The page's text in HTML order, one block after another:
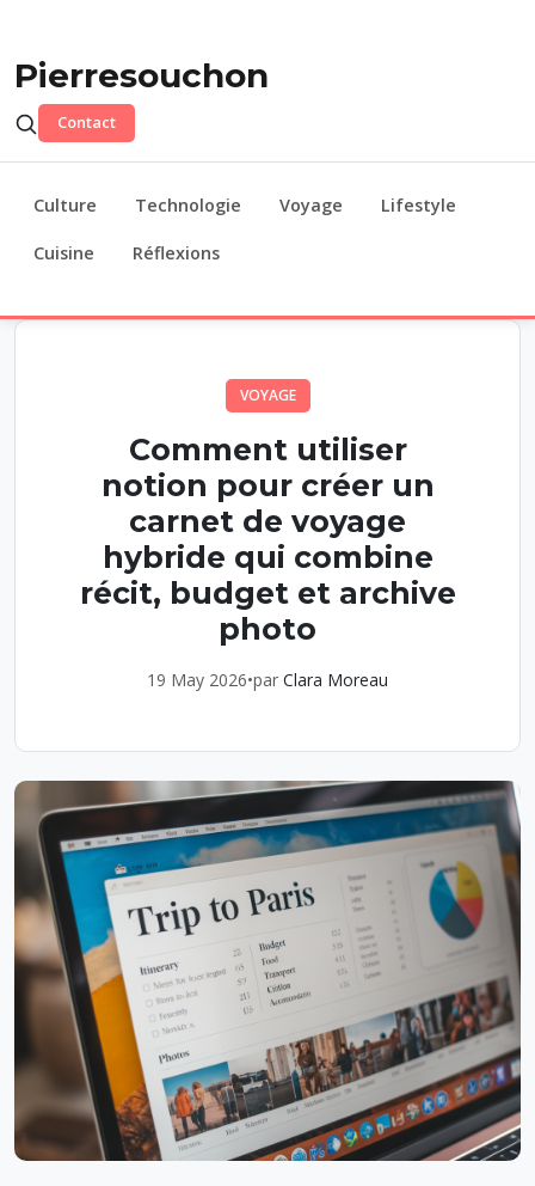
Pierresouchon
Contact
Culture Technologie Voyage Lifestyle
Cuisine Réflexions
VOYAGE
Comment utiliser
notion pour créer un
carnet de voyage
hybride qui combine
récit, budget et archive
photo
19 May 2026•par Clara Moreau